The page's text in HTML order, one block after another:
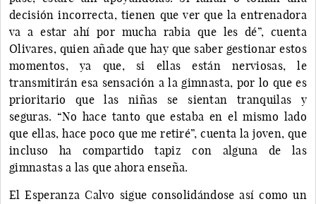
decisión incorrecta, tienen que ver que la entrenadora
va a estar ahí por mucha rabia que les dé”, cuenta
Olivares, quien añade que hay que saber gestionar estos
momentos, ya que, si ellas están nerviosas, le
transmitirán esa sensación a la gimnasta, por lo que es
prioritario que las niñas se sientan tranquilas y
seguras. “No hace tanto que estaba en el mismo lado
que ellas, hace poco que me retiré”, cuenta la joven, que
incluso ha compartido tapiz con alguna de las
gimnastas a las que ahora enseña.
El Esperanza Calvo sigue consolidándose así como un